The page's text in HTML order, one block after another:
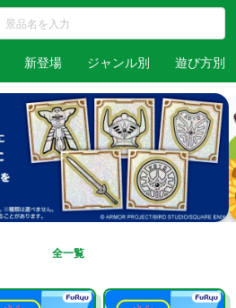
新登場 ジャンル別 遊び方別
全一覧